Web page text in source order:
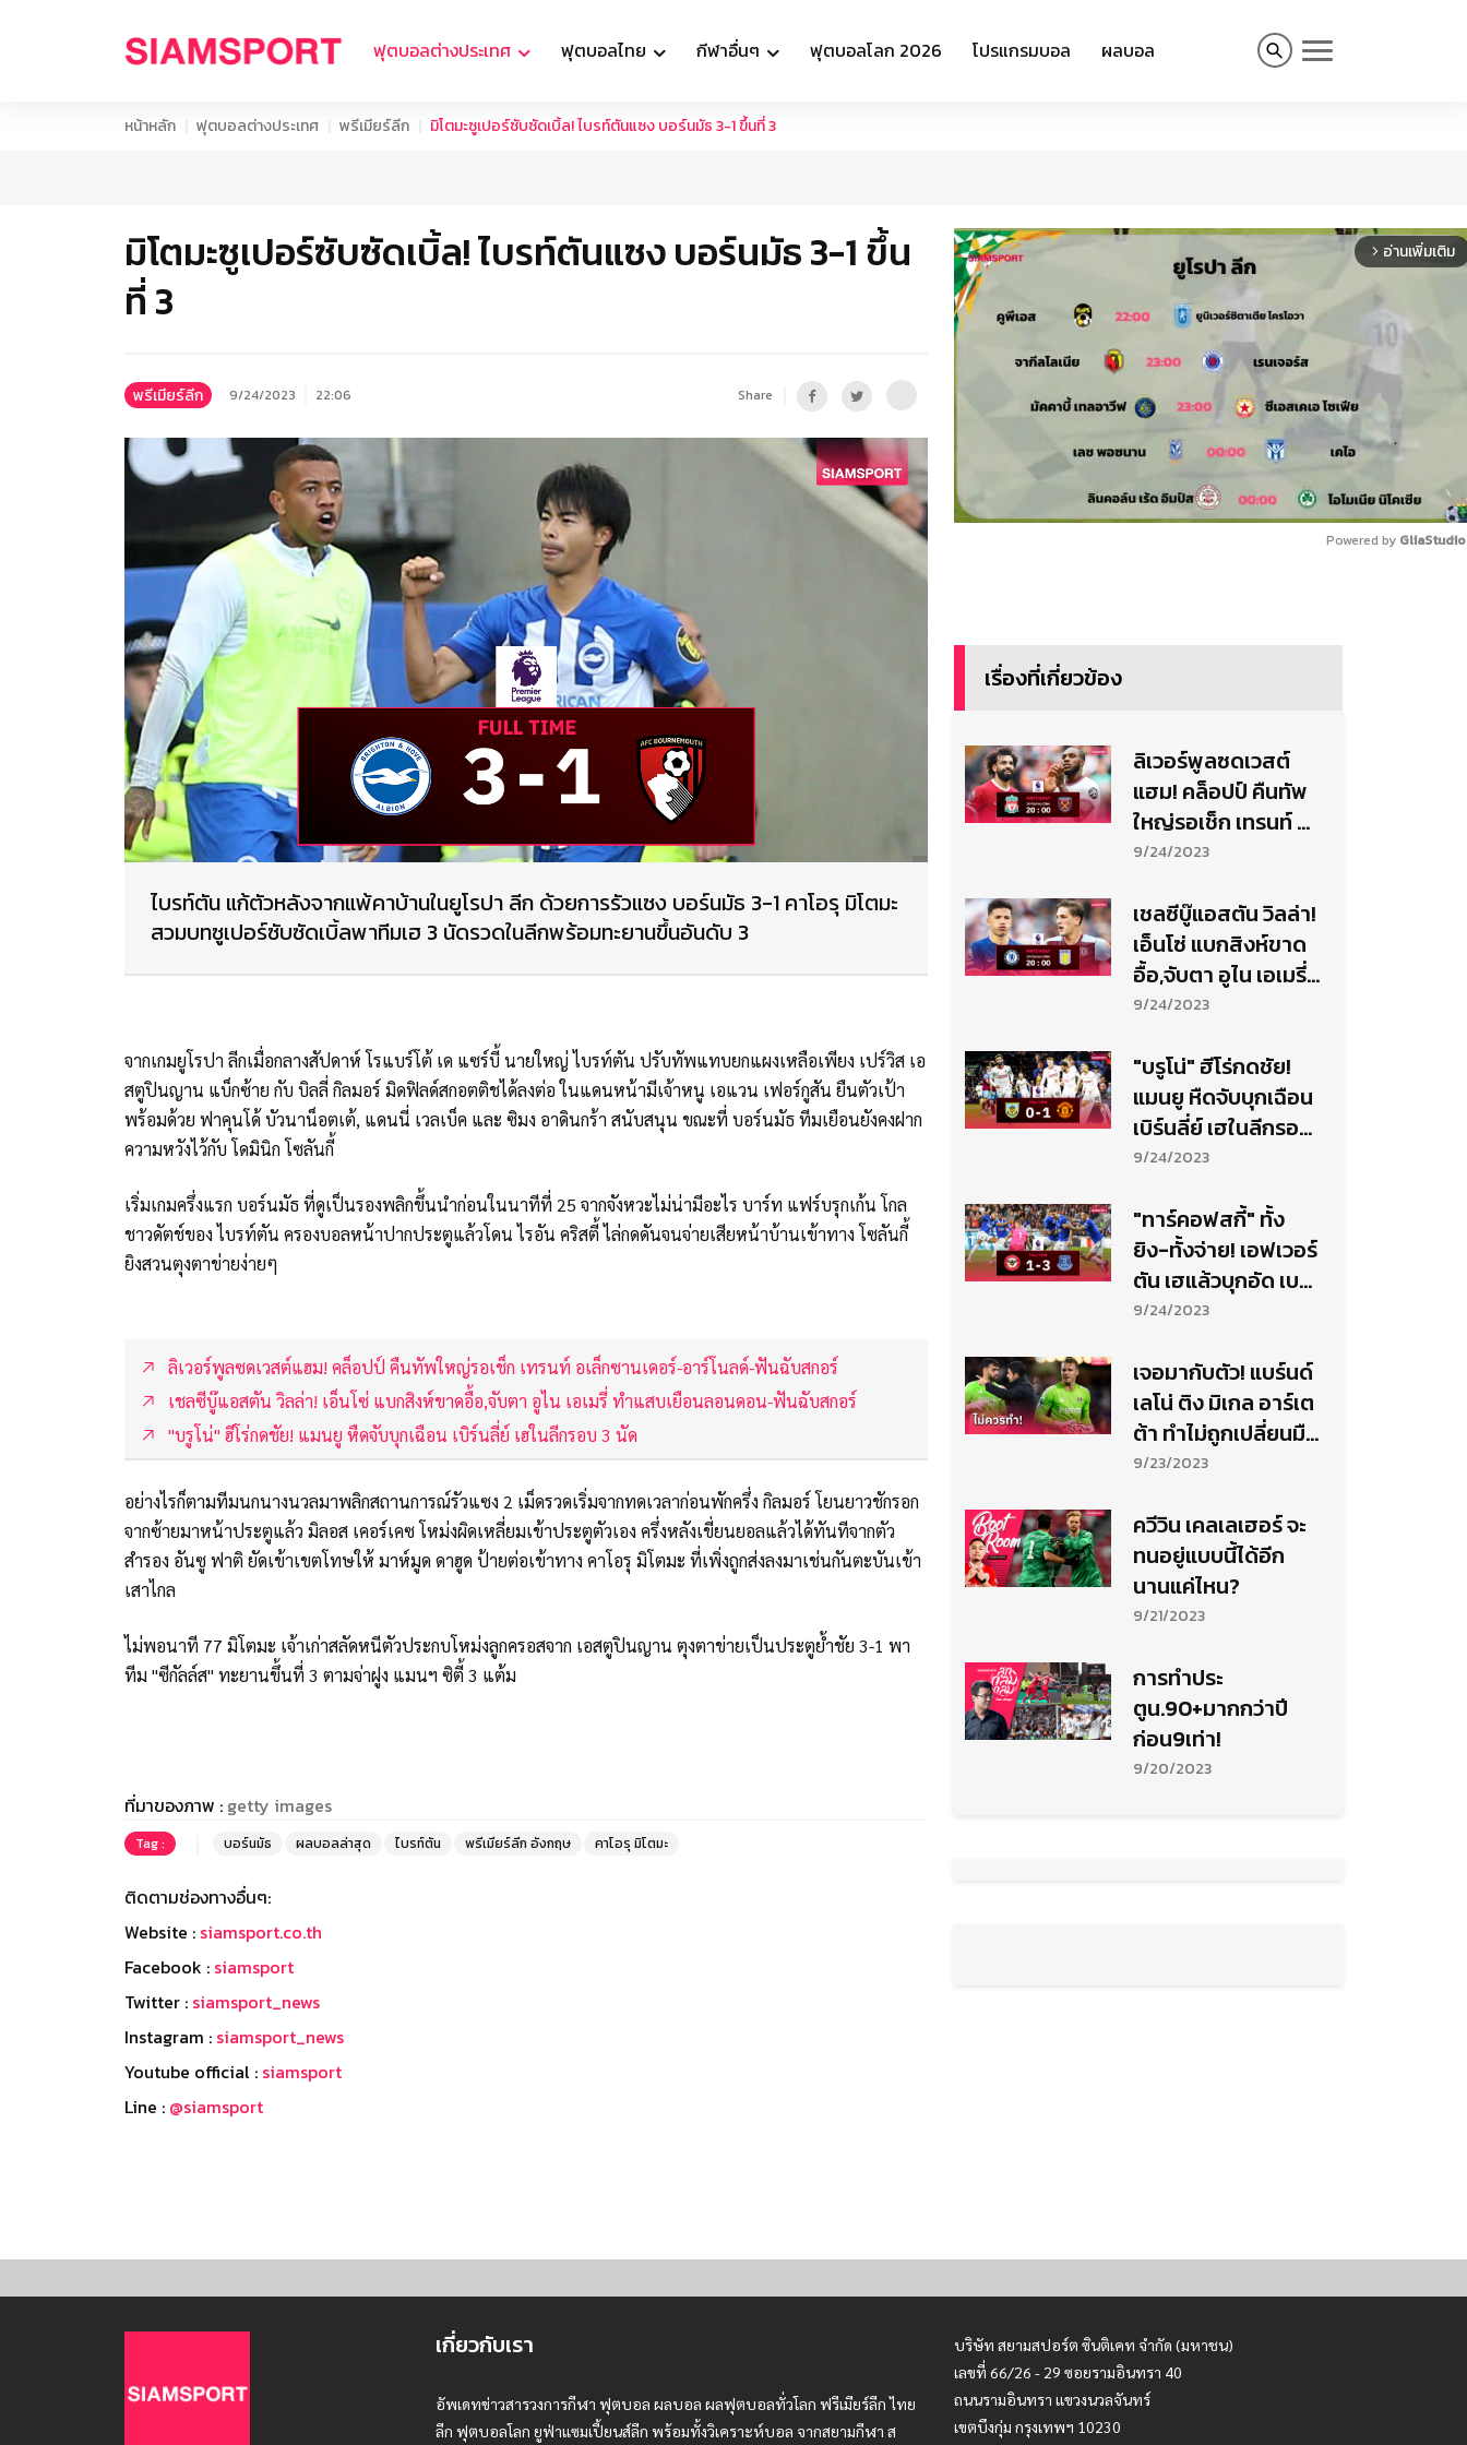
ฟุตบอลต่างประเทศ ฟุตบอลไทย กีฬาอื่นๆ ฟุตบอลโลก 2026 โปรแกรมบอล ผลบอล
หน้าหลัก ฟุตบอลต่างประเทศ พรีเมียร์ลีก มิโตมะซูเปอร์ซับซัดเบิ้ล! ไบรท์ตันแซง บอร์นมัธ 3-1 ขึ้นที่ 3
มิโตมะซูเปอร์ซับซัดเบิ้ล! ไบรท์ตันแซง บอร์นมัธ 3-1 ขึ้น
ที่ 3
พรีเมียร์ลีก 9/24/2023 22:06 Share
ไบรท์ตัน แก้ตัวหลังจากแพ้คาบ้านในยูโรปา ลีก ด้วยการรัวแซง บอร์นมัธ 3-1 คาโอรุ มิโตมะ
สวมบทซูเปอร์ซับซัดเบิ้ลพาทีมเฮ 3 นัดรวดในลีกพร้อมทะยานขึ้นอันดับ 3
จากเกมยูโรปา ลีกเมื่อกลางสัปดาห์ โรแบร์โต้ เด แซร์บี้ นายใหญ่ ไบรท์ตัน ปรับทัพแทบยกแผงเหลือเพียง เปร์วิส เอ
สตูปินญาน แบ็กซ้าย กับ บิลลี่ กิลมอร์ มิดฟิลด์สกอตติชได้ลงต่อ ในแดนหน้ามีเจ้าหนู เอแวน เฟอร์กูสัน ยืนตัวเป้า
พร้อมด้วย ฟาคุนโด้ บัวนาน็อตเต้, แดนนี่ เวลเบ็ค และ ซิมง อาดินกร้า สนับสนุน ขณะที่ บอร์นมัธ ทีมเยือนยังคงฝาก
ความหวังไว้กับ โดมินิก โซลันกี้
เริ่มเกมครึ่งแรก บอร์นมัธ ที่ดูเป็นรองพลิกขึ้นนำก่อนในนาทีที่ 25 จากจังหวะไม่น่ามีอะไร บาร์ท แฟร์บรุกเก้น โกล
ชาวดัตช์ของ ไบรท์ตัน ครองบอลหน้าปากประตูแล้วโดน ไรอัน คริสตี้ ไล่กดดันจนจ่ายเสียหน้าบ้านเข้าทาง โซลันกี้
ยิงสวนตุงตาข่ายง่ายๆ
ลิเวอร์พูลซดเวสต์แฮม! คล็อปป์ คืนทัพใหญ่รอเช็ก เทรนท์ อเล็กซานเดอร์-อาร์โนลด์-ฟันฉับสกอร์
เชลซีบู๊แอสตัน วิลล่า! เอ็นโซ่ แบกสิงห์ขาดอื้อ,จับตา อูไน เอเมรี่ ทำแสบเยือนลอนดอน-ฟันฉับสกอร์
"บรูโน่" ฮีโร่กดชัย! แมนยู หืดจับบุกเฉือน เบิร์นลี่ย์ เฮในลีกรอบ 3 นัด
อย่างไรก็ตามทีมนกนางนวลมาพลิกสถานการณ์รัวแซง 2 เม็ดรวดเริ่มจากทดเวลาก่อนพักครึ่ง กิลมอร์ โยนยาวชักรอก
จากซ้ายมาหน้าประตูแล้ว มิลอส เคอร์เคซ โหม่งผิดเหลี่ยมเข้าประตูตัวเอง ครึ่งหลังเขี่ยนยอลแล้วได้ทันทีจากตัว
สำรอง อันซู ฟาติ ยัดเข้าเขตโทษให้ มาห์มูด ดาฮูด ป้ายต่อเข้าทาง คาโอรุ มิโตมะ ที่เพิ่งถูกส่งลงมาเช่นกันตะบันเข้า
เสาไกล
ไม่พอนาที 77 มิโตมะ เจ้าเก่าสลัดหนีตัวประกบโหม่งลูกครอสจาก เอสตูปินญาน ตุงตาข่ายเป็นประตูย้ำชัย 3-1 พา
ทีม "ซีกัลล์ส" ทะยานขึ้นที่ 3 ตามจ่าฝูง แมนฯ ซิตี้ 3 แต้ม
ที่มาของภาพ : getty images
Tag : บอร์นมัธ ผลบอลล่าสุด ไบรท์ตัน พรีเมียร์ลีก อังกฤษ คาโอรุ มิโตมะ
ติดตามช่องทางอื่นๆ:
Website : siamsport.co.th
Facebook : siamsport
Twitter : siamsport_news
Instagram : siamsport_news
Youtube official : siamsport
Line : @siamsport
arrow_forward_ios อ่านเพิ่มเติม
Powered by
เรื่องที่เกี่ยวข้อง
ลิเวอร์พูลซดเวสต์
แฮม! คล็อปป์ คืนทัพ
ใหญ่รอเช็ก เทรนท์ อ
เล็กซานเดอร์-อาร์โน
9/24/2023
เชลซีบู๊แอสตัน วิลล่า!
เอ็นโซ่ แบกสิงห์ขาด
อื้อ,จับตา อูไน เอเมรี่
ทำแสบเยือน
สกอร์
9/24/2023
"บรูโน่" ฮีโร่กดชัย!
แมนยู หืดจับบุกเฉือน
เบิร์นลี่ย์ เฮในลีกรอบ
3 นัด
9/24/2023
"ทาร์คอฟสกี้" ทั้ง
ยิง-ทั้งจ่าย! เอฟเวอร์
ตัน เฮแล้วบุกอัด เบ
รนท์ฟอร์ด ขยับหนี
9/24/2023
เจอมากับตัว! แบร์นด์
เลโน่ ติง มิเกล อาร์เต
ต้า ทำไม่ถูกเปลี่ยนมือ
1 กลางคัน
9/23/2023
ควีวิน เคลเลเฮอร์ จะ
ทนอยู่แบบนี้ได้อีก
นานแค่ไหน?
9/21/2023
การทำประ
ตูน.90+มากกว่าปี
ก่อน9เท่า!
9/20/2023
เกี่ยวกับเรา
อัพเดทข่าวสารวงการกีฬา ฟุตบอล ผลบอล ผลฟุตบอลทั่วโลก ฟรีเมียร์ลีก ไทย
ลีก ฟุตบอลโลก ยูฟ่าแซมเปี้ยนส์ลีก พร้อมทั้งวิเคราะห์บอล จากสยามกีฬา ส
บริษัท สยามสปอร์ต ซินติเคท จำกัด (มหาชน)
เลขที่ 66/26 - 29 ซอยรามอินทรา 40
ถนนรามอินทรา แขวงนวลจันทร์
เขตบึงกุ่ม กรุงเทพฯ 10230